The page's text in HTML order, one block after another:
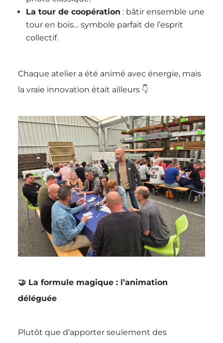
La tour de coopération : bâtir ensemble une
tour en bois… symbole parfait de l’esprit
collectif.
Chaque atelier a été animé avec énergie, mais
la vraie innovation était ailleurs 👇
🤝 La formule magique : l’animation
déléguée
Plutôt que d’apporter seulement des